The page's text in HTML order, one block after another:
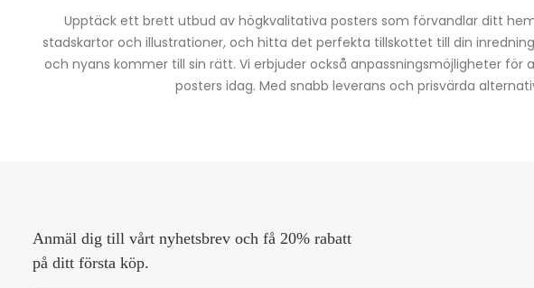
Upptäck ett brett utbud av högkvalitativa posters som förvandlar ditt
stadskartor och illustrationer, och hitta det perfekta tillskottet till din
och nyans kommer till sin rätt. Vi erbjuder också anpassningsmöjligheter
posters idag. Med snabb leverans och prisvärda
Anmäl dig till vårt nyhetsbrev och få 20% rabatt
på ditt första köp.